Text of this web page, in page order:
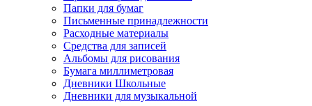
Папки для бумаг
Письменные принадлежности
Расходные материалы
Средства для записей
Альбомы для рисования
Бумага миллиметровая
Дневники Школьные
Дневники для музыкальной